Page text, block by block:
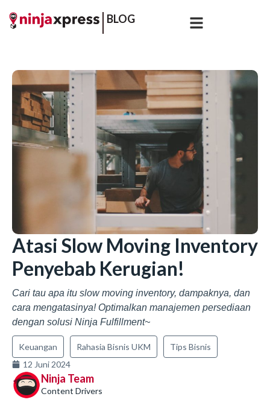
BLOG
Atasi Slow Moving Inventory
Penyebab Kerugian!
Cari tau apa itu slow moving inventory, dampaknya, dan
cara mengatasinya! Optimalkan manajemen persediaan
dengan solusi Ninja Fulfillment~
Keuangan Rahasia Bisnis UKM
Tips Bisnis
12 Juni 2024
Ninja Team
Content Drivers